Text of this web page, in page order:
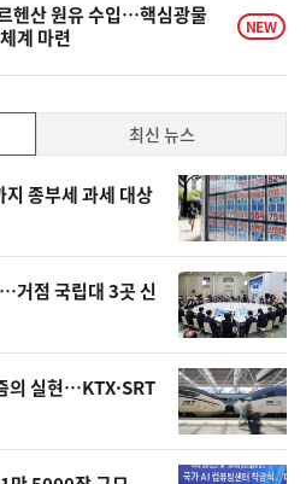
헨산 원유 수입…핵심광물
계 마련
NEW
최신 뉴스
종부세 과세 대상
거점 국립대 3곳 신
의 실현…KTX·SRT